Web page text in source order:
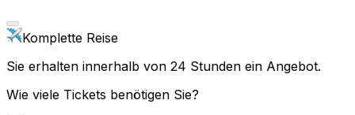
Komplette Reise
Sie erhalten innerhalb von 24 Stunden ein Angebot.
Wie viele Tickets benötigen Sie?